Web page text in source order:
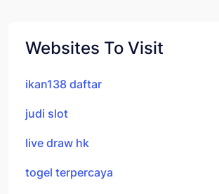
Websites To Visit
ikan138 daftar
judi slot
live draw hk
togel terpercaya